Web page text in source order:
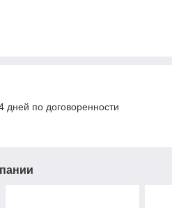
дней по договоренности